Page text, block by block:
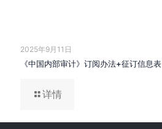
2025年9月11日
《中国内部审计》订阅办法+征订信息表
详情